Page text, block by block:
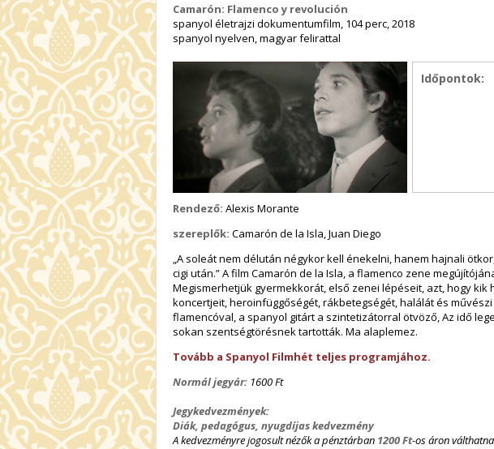
Camarón: Flamenco y revolución
spanyol életrajzi dokumentumfilm, 104 perc, 2018
spanyol nyelven, magyar felirattal
Időpontok:
Rendező: Alexis Morante
szereplők: Camarón de la Isla, Juan Diego
„A soleát nem délután négykor kell énekelni, hanem hajnali
cigi után.” A film Camarón de la Isla, a flamenco zene
Megismerhetjük gyermekkorát, első zenei lépéseit, azt, hogy kik
koncertjeit, heroinfüggőségét, rákbetegségét, halálát és
flamencóval, a spanyol gitárt a szintetizátorral ötvöző, Az idő
sokan szentségtörésnek tartották. Ma alaplemez.
Tovább a Spanyol Filmhét teljes programjához.
Normál jegyár: 1600 Ft
Jegykedvezmények:
Diák, pedagógus, nyugdíjas kedvezmény
A kedvezményre jogosult nézők a pénztárban 1200 Ft-os áron